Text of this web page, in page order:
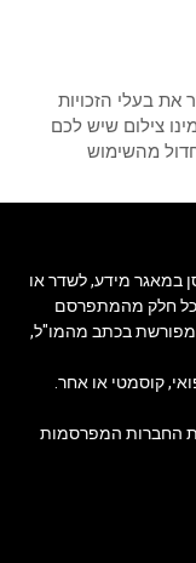
את בעלי הזכויות
צילום שיש לכם
מהשימוש
במאגר מידע, לשדר או
כל חלק מהמתפרסם
בכתב מהמו"ל,
קוסמטי או אחר.
החברות המפרסמות